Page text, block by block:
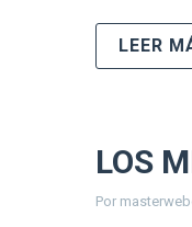
LEER
LOS
Por